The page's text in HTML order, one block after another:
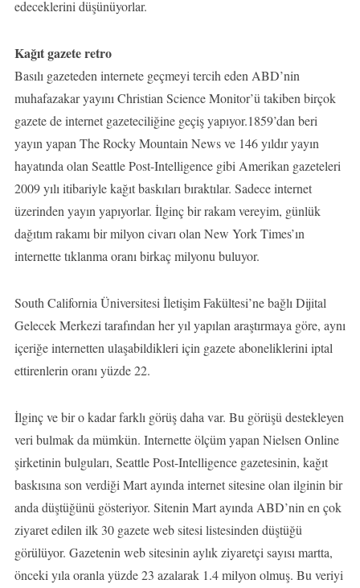
edeceklerini düşünüyorlar.
Kağıt gazete retro
Basılı gazeteden internete geçmeyi tercih eden ABD’nin
muhafazakar yayını Christian Science Monitor’ü takiben birçok
gazete de internet gazeteciliğine geçiş yapıyor.1859’dan beri
yayın yapan The Rocky Mountain News ve 146 yıldır yayın
hayatında olan Seattle Post-Intelligence gibi Amerikan gazeteleri
2009 yılı itibariyle kağıt baskıları bıraktılar. Sadece internet
üzerinden yayın yapıyorlar. İlginç bir rakam vereyim, günlük
dağıtım rakamı bir milyon civarı olan New York Times’ın
internette tıklanma oranı birkaç milyonu buluyor.
South California Üniversitesi İletişim Fakültesi’ne bağlı Dijital
Gelecek Merkezi tarafından her yıl yapılan araştırmaya göre, aynı
içeriğe internetten ulaşabildikleri için gazete aboneliklerini iptal
ettirenlerin oranı yüzde 22.
İlginç ve bir o kadar farklı görüş daha var. Bu görüşü destekleyen
veri bulmak da mümkün. Internette ölçüm yapan Nielsen Online
şirketinin bulguları, Seattle Post-Intelligence gazetesinin, kağıt
baskısına son verdiği Mart ayında internet sitesine olan ilginin bir
anda düştüğünü gösteriyor. Sitenin Mart ayında ABD’nin en çok
ziyaret edilen ilk 30 gazete web sitesi listesinden düştüğü
görülüyor. Gazetenin web sitesinin aylık ziyaretçi sayısı martta,
önceki yıla oranla yüzde 23 azalarak 1.4 milyon olmuş. Bu veriyi